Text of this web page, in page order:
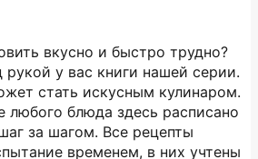
вкусно и быстро трудно?
рукой у вас книги нашей серии.
стать искусным кулинаром.
любого блюда здесь расписано
за шагом. Все рецепты
временем, в них учтены